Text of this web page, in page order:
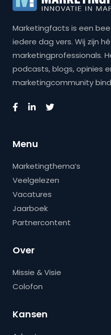
Marketingfacts is een
iedere dag vers. Wij zijn
marketingprofessionals.
podcasts, blogs, opinies
marketingcommunity
Menu
Marketingthema’s
Veelgelezen
Vacatures
Jaarboek
Partnercontent
Over
Missie & Visie
Colofon
Kansen